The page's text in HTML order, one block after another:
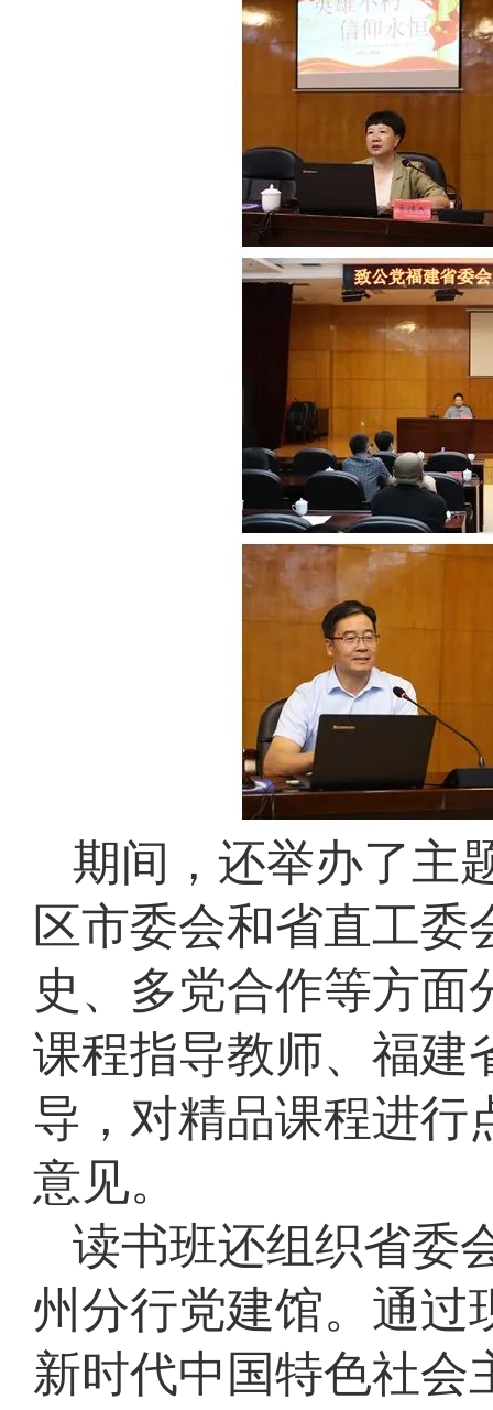
期间，还举办了主
区市委会和省直工
史、多党合作等方
课程指导教师、福建
导，对精品课程进行
意见。
读书班还组织省委
州分行党建馆。通过
新时代中国特色社会